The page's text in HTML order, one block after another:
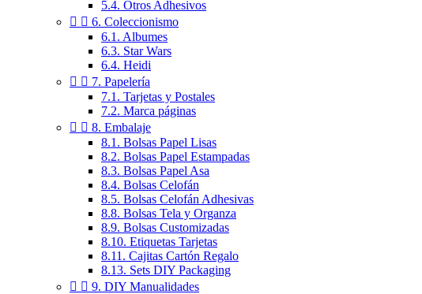
5.4. Otros Adhesivos
  6. Coleccionismo
6.1. Albumes
6.3. Star Wars
6.4. Heidi
  7. Papelería
7.1. Tarjetas y Postales
7.2. Marca páginas
  8. Embalaje
8.1. Bolsas Papel Lisas
8.2. Bolsas Papel Estampadas
8.3. Bolsas Papel Asa
8.4. Bolsas Celofán
8.5. Bolsas Celofán Adhesivas
8.8. Bolsas Tela y Organza
8.9. Bolsas Customizadas
8.10. Etiquetas Tarjetas
8.11. Cajitas Cartón Regalo
8.13. Sets DIY Packaging
  9. DIY Manualidades